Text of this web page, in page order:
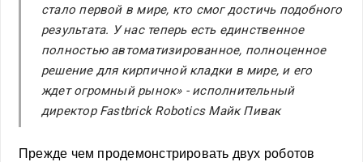
стало первой в мире, кто смог достичь подобного
результата. У нас теперь есть единственное
полностью автоматизированное, полноценное
решение для кирпичной кладки в мире, и его
ждет огромный рынок» - исполнительный
директор Fastbrick Robotics Майк Пивак
Прежде чем продемонстрировать двух роботов